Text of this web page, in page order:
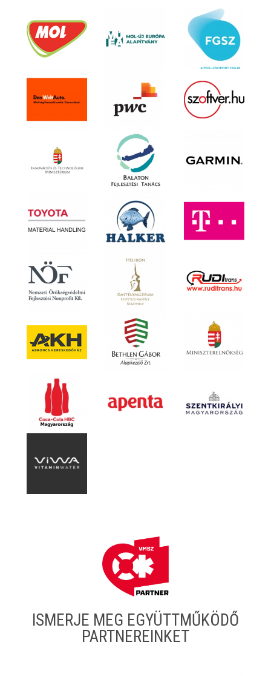
ISMERJE MEG EGYÜTTMŰKÖDŐ
PARTNEREINKET